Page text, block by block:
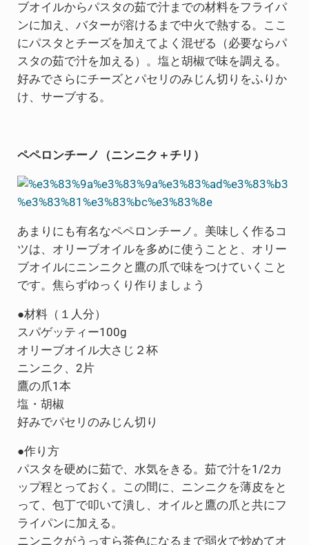
ブオイルからパスタの茹で汁までの材料をフライパ
ンに加え、バターが溶けるまで中火で熱する。ここ
にパスタとチーズを加えてよく混ぜる（必要ならパ
スタの茹で汁を加える）。塩と胡椒で味を調える。
好みでさらにチーズとパセリのみじん切りをふりか
け、サーブする。
ペペロンチーノ（ニンニク＋チリ）
あまりにも有名なペペロンチーノ。美味しく作るコ
ツは、オリーブオイルを多めに使うことと、オリー
ブオイルにニンニクと鷹の爪で味をつけていくこと
です。焦らずゆっくり作りましょう
●材料（１人分）
スパゲッティー100g
オリーブオイル大さじ２杯
ニンニク、2片
鷹の爪1本
塩・胡椒
好みでパセリのみじん切り
●作り方
パスタを硬めに茹で、水気をきる。茹で汁を1/2カ
ップ程とっておく。この間に、ニンニクを薄皮をと
って、包丁で叩いて潰し、オイルと鷹の爪と共にフ
ライパンに加える。
ニンニクがうっすら茶色になるまで弱火で炒めてオ